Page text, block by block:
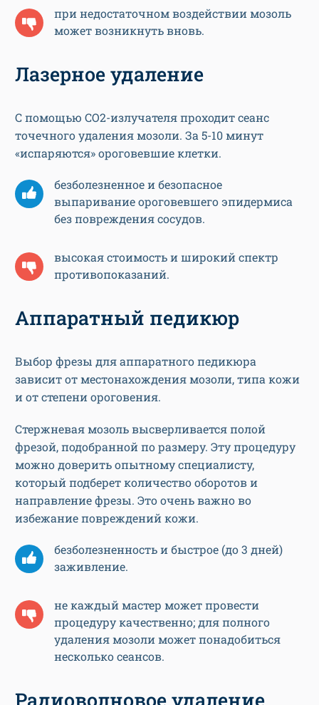
при недостаточном воздействии мозоль
может возникнуть вновь.
Лазерное удаление
С помощью СО2-излучателя проходит сеанс
точечного удаления мозоли. За 5-10 минут
«испаряются» ороговевшие клетки.
безболезненное и безопасное
выпаривание ороговевшего эпидермиса
без повреждения сосудов.
высокая стоимость и широкий спектр
противопоказаний.
Аппаратный педикюр
Выбор фрезы для аппаратного педикюра
зависит от местонахождения мозоли, типа кожи
и от степени ороговения.
Стержневая мозоль высверливается полой
фрезой, подобранной по размеру. Эту процедуру
можно доверить опытному специалисту,
который подберет количество оборотов и
направление фрезы. Это очень важно во
избежание повреждений кожи.
безболезненность и быстрое (до 3 дней)
заживление.
не каждый мастер может провести
процедуру качественно; для полного
удаления мозоли может понадобиться
несколько сеансов.
Радиоволновое удаление